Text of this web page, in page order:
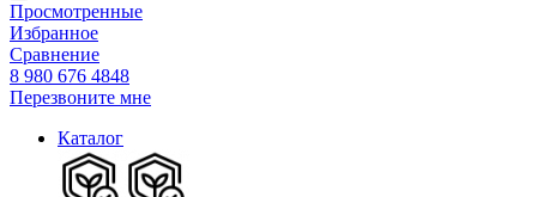
Просмотренные
Избранное
Сравнение
8 980 676 4848
Перезвоните мне
Каталог